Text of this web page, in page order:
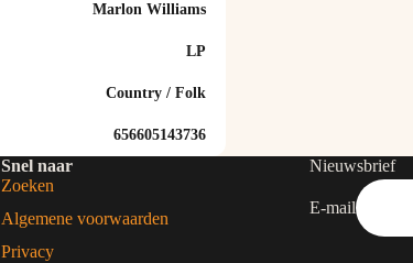
Marlon Williams
LP
Country / Folk
656605143736
Snel naar
Zoeken
Algemene voorwaarden
Privacy
Nieuwsbrief
E-mail